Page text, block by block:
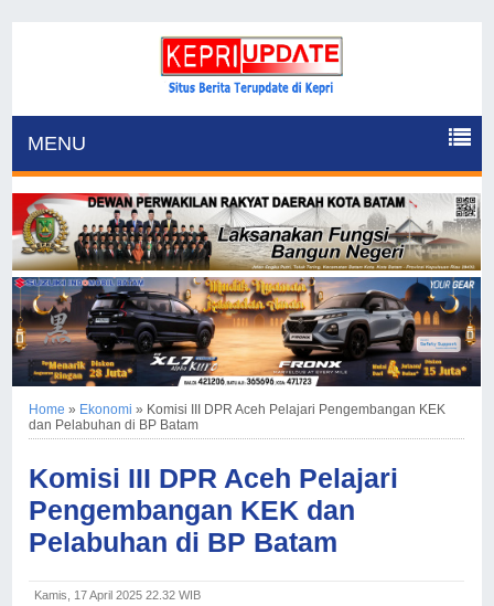
MENU
Home » Ekonomi » Komisi III DPR Aceh Pelajari Pengembangan KEK
dan Pelabuhan di BP Batam
Komisi III DPR Aceh Pelajari
Pengembangan KEK dan
Pelabuhan di BP Batam
Kamis, 17 April 2025 22.32 WIB